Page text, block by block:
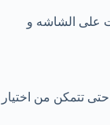
على الشاشه و
تتمكن من اختيار